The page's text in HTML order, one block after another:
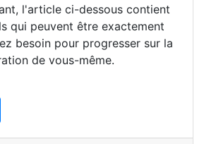
l'article ci-dessous contient
qui peuvent être exactement
besoin pour progresser sur la
de vous-même.